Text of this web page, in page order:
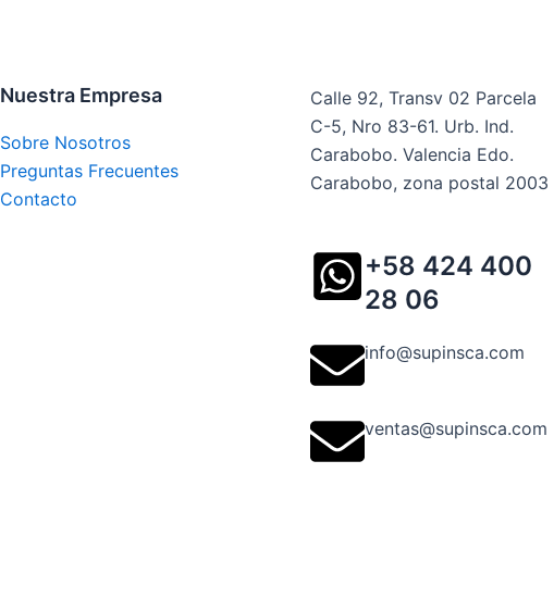
Nuestra Empresa
Sobre Nosotros
Preguntas Frecuentes
Contacto
Calle 92, Transv 02 Parcela
C-5, Nro 83-61. Urb. Ind.
Carabobo. Valencia Edo.
Carabobo, zona postal 2003
+58 424 400
28 06
info@supinsca.com
ventas@supinsca.com